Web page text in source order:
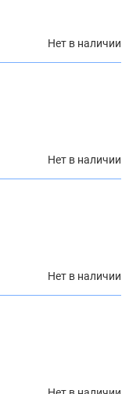
Нет в наличии
Нет в наличии
Нет в наличии